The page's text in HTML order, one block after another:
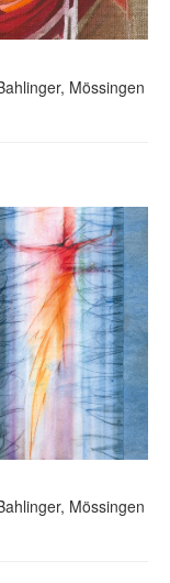
Mössingen
Mössingen